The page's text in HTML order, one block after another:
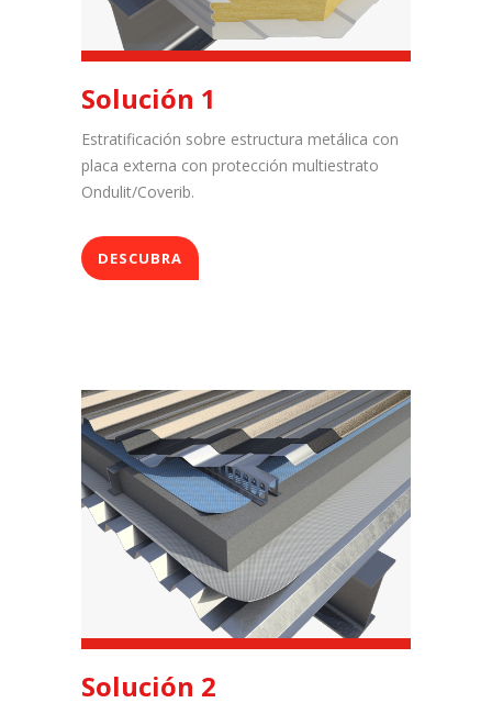
Solución 1
Estratificación sobre estructura metálica con
placa externa con protección multiestrato
Ondulit/Coverib.
DESCUBRA
Solución 2